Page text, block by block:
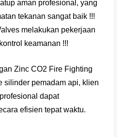
aman profesional, yang
tekanan sangat baik !!!
melakukan pekerjaan
keamanan !!!
Zinc CO2 Fire Fighting
silinder pemadam api, klien
dapat
efisien tepat waktu.